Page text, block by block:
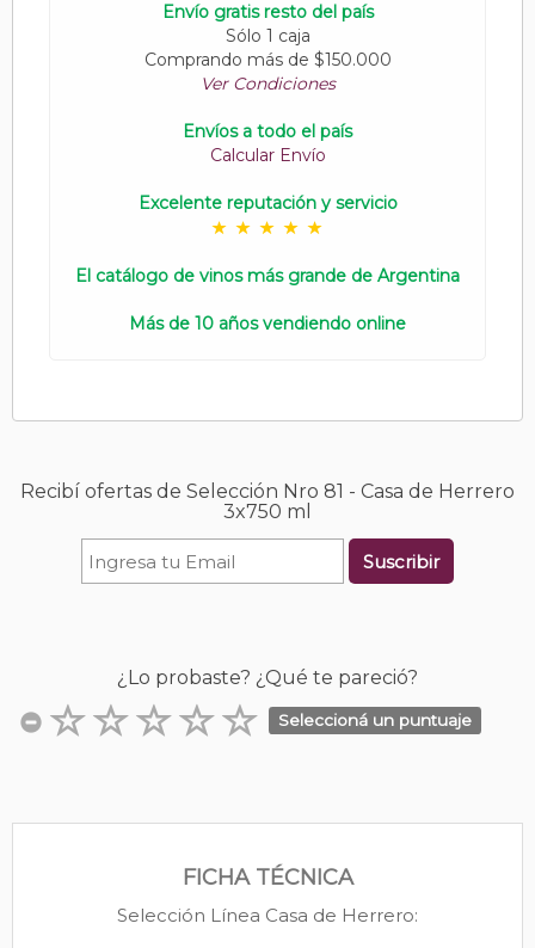
Envío gratis resto del país
Sólo 1 caja
Comprando más de $150.000
Ver Condiciones
Envíos a todo el país
Calcular Envío
Excelente reputación y servicio
El catálogo de vinos más grande de Argentina
Más de 10 años vendiendo online
Recibí ofertas de Selección Nro 81 - Casa de Herrero
3x750 ml
Suscribir
¿Lo probaste? ¿Qué te pareció?
Seleccioná un puntuaje
FICHA TÉCNICA
Selección Línea Casa de Herrero: